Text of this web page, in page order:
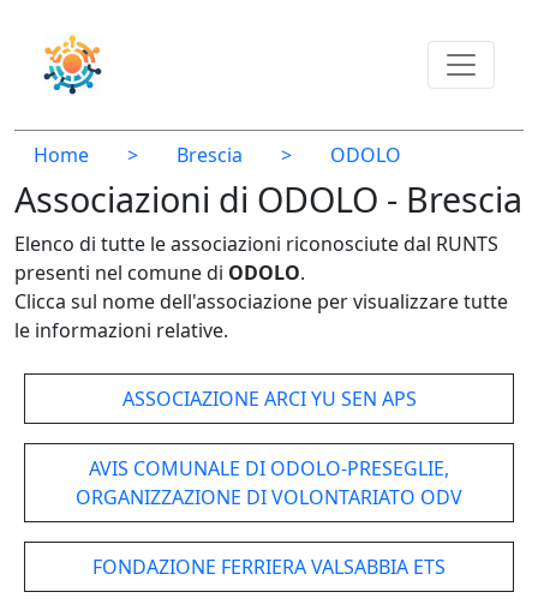
Home > Brescia > ODOLO
Associazioni di ODOLO - Brescia
Elenco di tutte le associazioni riconosciute dal RUNTS
presenti nel comune di ODOLO.
Clicca sul nome dell'associazione per visualizzare tutte
le informazioni relative.
ASSOCIAZIONE ARCI YU SEN APS
AVIS COMUNALE DI ODOLO-PRESEGLIE,
ORGANIZZAZIONE DI VOLONTARIATO ODV
FONDAZIONE FERRIERA VALSABBIA ETS